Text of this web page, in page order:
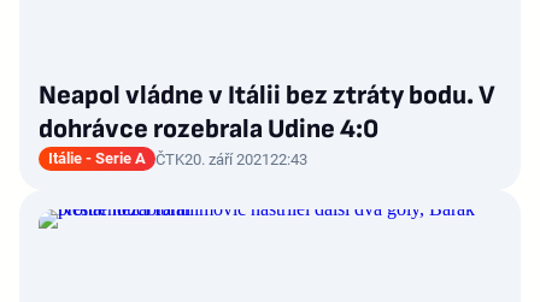
Neapol vládne v Itálii bez ztráty bodu. V
dohrávce rozebrala Udine 4:0
Itálie - Serie A ČTK20. září 202122:43